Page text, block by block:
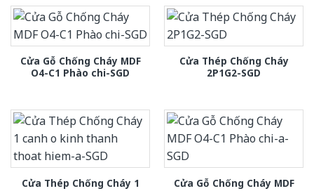
Cửa Gỗ Chống Cháy MDF
O4-C1 Phào chi-SGD
Cửa Thép Chống Cháy
2P1G2-SGD
Cửa Thép Chống Cháy 1
Cửa Gỗ Chống Cháy MDF